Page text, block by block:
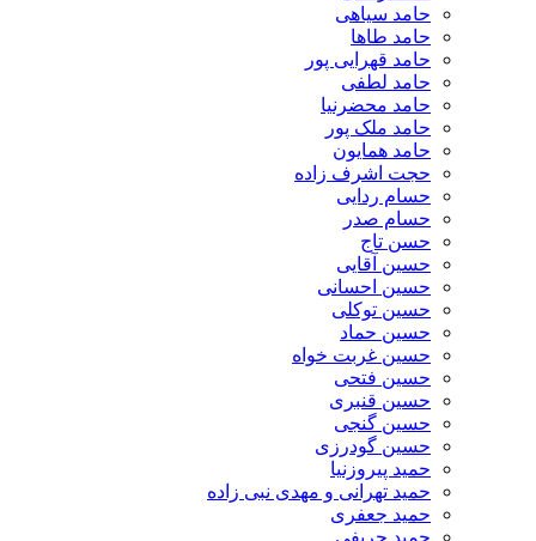
حامد سیاهی
حامد طاها
حامد قهرایی پور
حامد لطفی
حامد محضرنیا
حامد ملک پور
حامد همایون
حجت اشرف زاده
حسام ردایی
حسام صدر
حسن تاج
حسین آقایی
حسین احسانی
حسین توکلی
حسین حماد
حسین غربت خواه
حسین فتحی
حسین قنبری
حسین گنجی
حسین گودرزی
حمید پیروزنیا
حمید تهرانی و مهدی نبی زاده
حمید جعفری
حمید حریفی